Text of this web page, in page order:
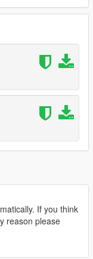
If you think
reason please